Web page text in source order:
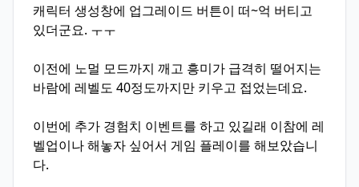
캐릭터 생성창에 업그레이드 버튼이 떠~억 버티고
있더군요. ㅜㅜ
이전에 노멀 모드까지 깨고 흥미가 급격히 떨어지는
바람에 레벨도 40정도까지만 키우고 접었는데요.
이번에 추가 경험치 이벤트를 하고 있길래 이참에 레
벨업이나 해놓자 싶어서 게임 플레이를 해보았습니
다.